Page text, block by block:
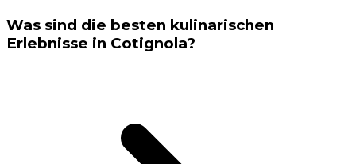
Was sind die besten kulinarischen
Erlebnisse in Cotignola?